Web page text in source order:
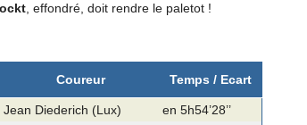
, effondré, doit rendre le paletot !
Coureur Temps / Ecart
Jean Diederich (Lux)
en 5h54’28’’